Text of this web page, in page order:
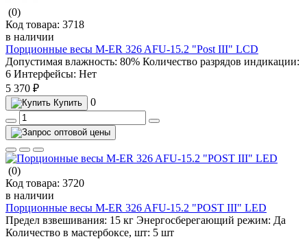
(0)
Код товара: 3718
в наличии
Порционные весы M-ER 326 AFU-15.2 "Post III" LCD
Допустимая влажность: 80% Количество разрядов индикации:
6 Интерфейсы: Нет
5 370 ₽
Купить 0
(0)
Код товара: 3720
в наличии
Порционные весы M-ER 326 AFU-15.2 "POST III" LED
Предел взвешивания: 15 кг Энергосберегающий режим: Да
Количество в мастербоксе, шт: 5 шт